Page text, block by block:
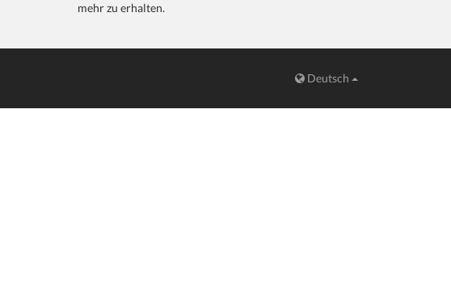
mehr zu erhalten.
Deutsch